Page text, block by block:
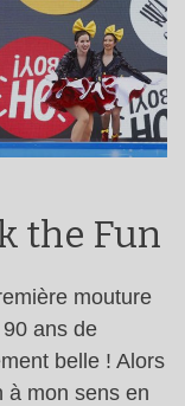
the Fun
mouture
ans de
belle ! Alors
à mon sens en